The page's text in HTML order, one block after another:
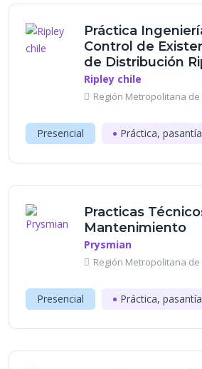
Práctica
Control de
de Distribución
Ripley chile
Región Metropolitana de
Presencial Práctica,
Practicas
Mantenimiento
Prysmian
Región Metropolitana de
Presencial Práctica,